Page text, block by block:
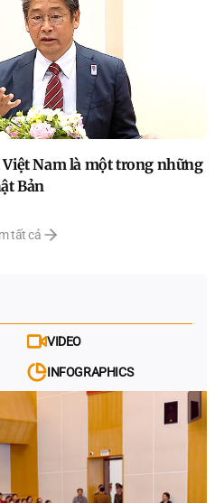
Nam là một trong những
Bản
tất cả
VIDEO
INFOGRAPHICS